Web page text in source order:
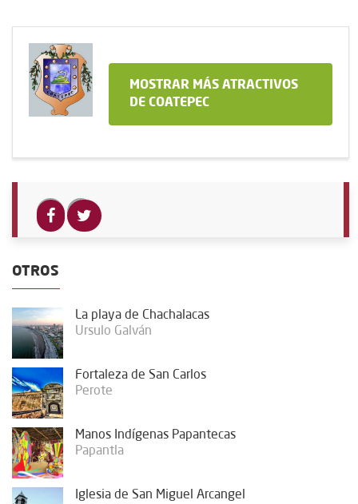
MOSTRAR MÁS ATRACTIVOS
DE COATEPEC
OTROS
La playa de Chachalacas
Ursulo Galván
Fortaleza de San Carlos
Perote
Manos Indígenas Papantecas
Papantla
Iglesia de San Miguel Arcangel